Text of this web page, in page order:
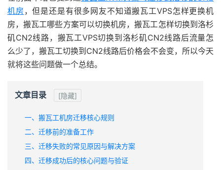
机房 ，但是还是有很多网友不知道搬瓦工VPS怎样更换机
房，搬瓦工哪些方案可以切换机房，搬瓦工怎样切换到洛杉
矶CN2线路，搬瓦工VPS切换到洛杉矶CN2线路后流量怎
么少了，搬瓦工切换到CN2线路后价格会不会变，所以今天
就将这些问题做一个总结。
文章目录 [隐藏]
一、搬瓦工机房迁移核心规则
二、迁移前的准备工作
三、迁移失败的常见原因与解决方案
四、迁移成功后的核心问题与验证